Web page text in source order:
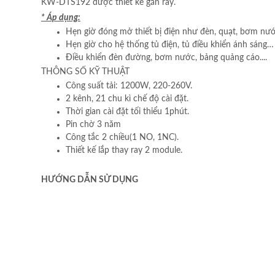
KW-DTS192 được thiết kế gắn ray.
* Áp dụng:
Hẹn giờ đóng mở thiết bị điện như đèn, quạt, bơm
Hẹn giờ cho hệ thống tủ điện, tủ điều khiển ánh sáng…
Điều khiển đèn đường, bơm nước, bảng quảng cáo....
THÔNG SỐ KỸ THUẬT
Công suất tải: 1200W, 220-260V.
2 kênh, 21 chu kì chế độ cài đặt.
Thời gian cài đặt tối thiểu 1phút.
Pin chờ 3 năm
Công tắc 2 chiều(1 NO, 1NC).
Thiết kế lắp thay ray 2 module.
HƯỚNG DẪN SỬ DỤNG